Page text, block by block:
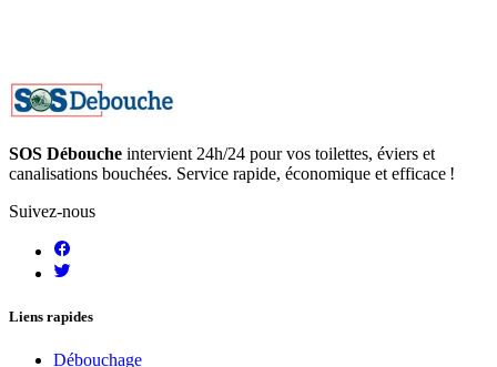
SOS Débouche intervient 24h/24 pour vos toilettes, éviers et
canalisations bouchées. Service rapide, économique et efficace !
Suivez-nous
Liens rapides
Débouchage